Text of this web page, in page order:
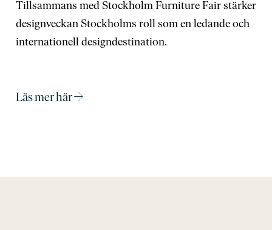
Tillsammans med Stockholm Furniture Fair stärker
designveckan Stockholms roll som en ledande och
internationell designdestination.
Läs mer här →